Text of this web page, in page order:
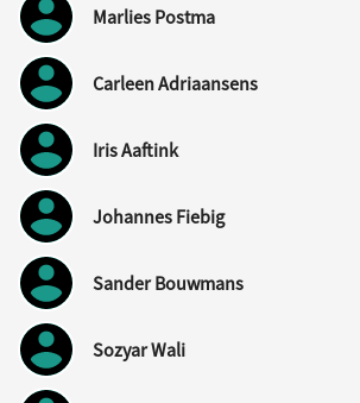
Marlies Postma
Carleen Adriaansens
Iris Aaftink
Johannes Fiebig
Sander Bouwmans
Sozyar Wali